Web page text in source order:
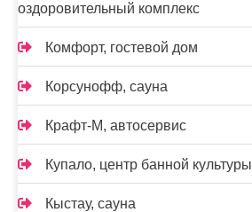
оздоровительный комплекс
Комфорт, гостевой дом
Корсунофф, сауна
Крафт-М, автосервис
Купало, центр банной культуры
Кыстау, сауна